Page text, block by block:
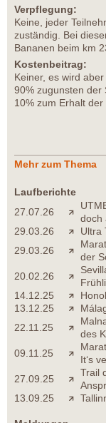
Verpflegung:
Keine, jeder
zuständig. Bei
Bananen beim km
Kostenbeitrag:
Keiner, es wird
90% zugunsten der
10% zum Erhalt
Mehr zum Thema
Laufberichte
27.07.26
doch
29.03.26
Ultra
29.03.26
der
20.02.26
14.12.25
13.12.25
22.11.25
des
09.11.25
It‘s
27.09.25
Trail
13.09.25